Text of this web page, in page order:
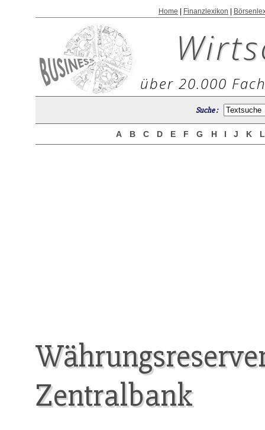
Home Finanzlexikon
über 20.000
Suche :
A B C D E F G H I J K
Zentralbank